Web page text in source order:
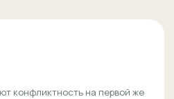
конфликтность на первой же